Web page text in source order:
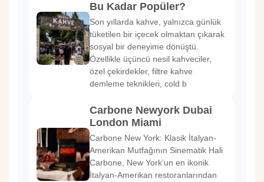
Bu Kadar Popüler?
Son yıllarda kahve, yalnızca günlük
tüketilen bir içecek olmaktan çıkarak
sosyal bir deneyime dönüştü.
Özellikle üçüncü nesil kahveciler,
özel çekirdekler, filtre kahve
demleme teknikleri, cold b
Carbone Newyork Dubai
London Miami
Carbone New York: Klasik İtalyan-
Amerikan Mutfağının Sinematik Hali
Carbone, New York’un en ikonik
İtalyan-Amerikan restoranlarından